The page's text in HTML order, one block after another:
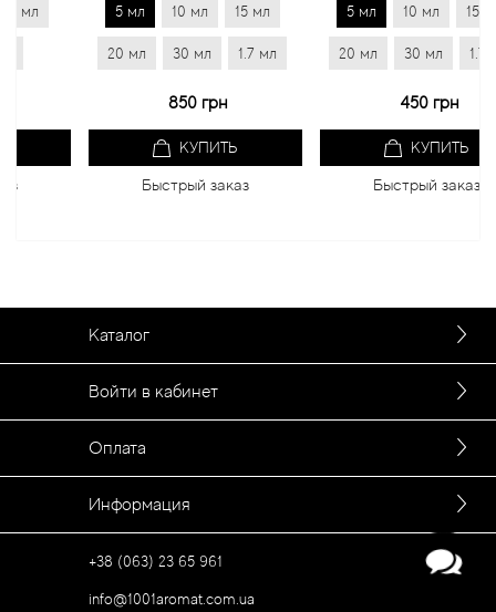
10 мл 15 мл
30 мл 1.7 мл
850 грн
КУПИТЬ
Быстрый заказ
10 мл 15 мл
30 мл 1.7 мл
450 грн
КУПИТЬ
Быстрый заказ
Каталог
Войти в кабинет
Оплата
Информация
+38 (063) 23 65 961
info@1001aromat.com.ua